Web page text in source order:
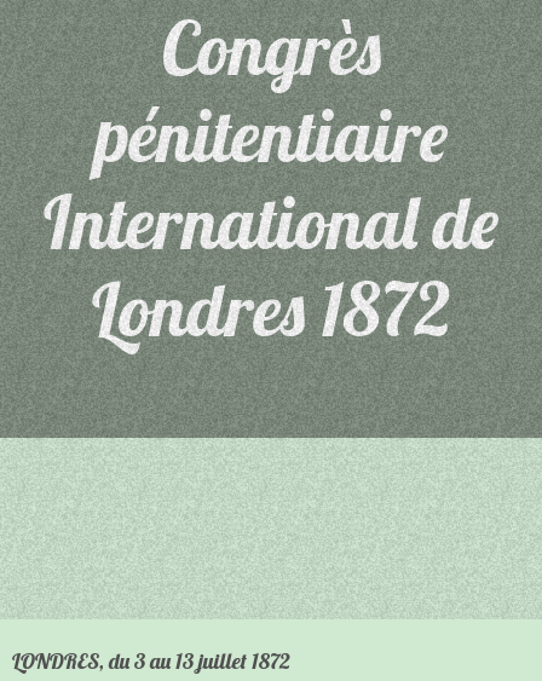
Congrès
pénitentiaire
International de
Londres 1872
LONDRES, du 3 au 13 juillet 1872